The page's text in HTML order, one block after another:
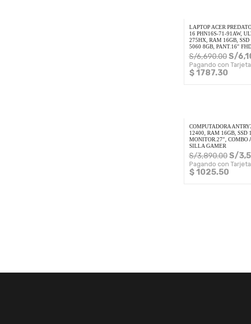
LAPTOP ACER
16 PHN16S-71-91AW,
275HX, RAM 16GB, SSD
5060 8GB, PANT.16″
S/6,690.00S/
Pagando con
$ 1787.30
COMPUTADORA
12400, RAM 16GB, SSD
MONITOR.27″, COMBO
SILLA GAMER
S/3,890.00S/
Pagando con
$ 1025.50